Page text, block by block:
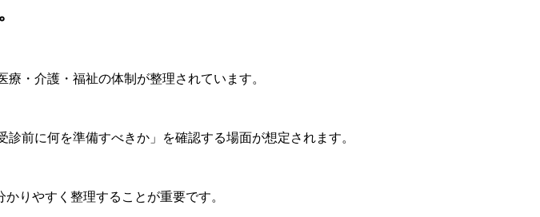
・介護・福祉の体制が整理されています。
前に何を準備すべきか」を確認する場面が想定されます。
りやすく整理することが重要です。